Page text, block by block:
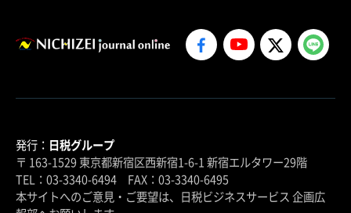
発行： 日税グループ
〒 163-1529 東京都新宿区西新宿1-6-1 新宿エルタワー29階
TEL：03-3340-6494 FAX：03-3340-6495
本サイトへのご意見・ご要望は、日税ビジネスサービス 企画広